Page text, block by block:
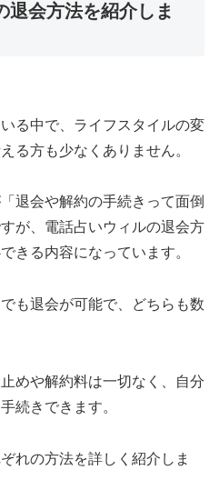
退会方法を紹介しま
る中で、ライフスタイルの変
る方も少なくありません。
退会や解約の手続きって面倒
が、電話占いウィルの退会方
きる内容になっています。
も退会が可能で、どちらも数
めや解約料は一切なく、自分
続きできます。
れの方法を詳しく紹介しま